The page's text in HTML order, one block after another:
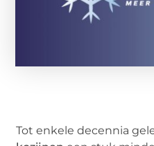
Tot enkele decennia